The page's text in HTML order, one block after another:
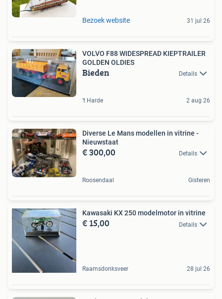
Bezoek website 31 jul 26
VOLVO F88 WIDESPREAD KIEPTRAILER
GOLDEN OLDIES
Bieden Details
't Harde 2 aug 26
Diverse Le Mans modellen in vitrine -
Nieuwstaat
€ 300,00 Details
Roosendaal Gisteren
Kawasaki KX 250 modelmotor in vitrine
€ 15,00 Details
Raamsdonksveer 28 jul 26